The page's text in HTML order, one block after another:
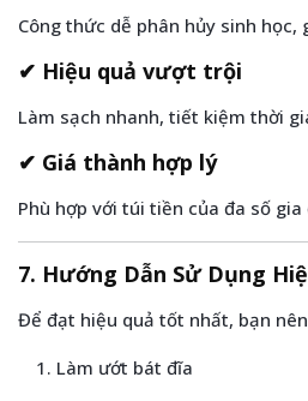
Công thức dễ phân hủy sinh học,
✔ Hiệu quả vượt trội
Làm sạch nhanh, tiết kiệm thời
✔ Giá thành hợp lý
Phù hợp với túi tiền của đa số gia
7. Hướng Dẫn Sử Dụng
Để đạt hiệu quả tốt nhất, bạn
Làm ướt bát đĩa